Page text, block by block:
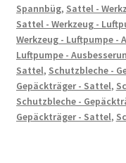
Spannbüg, Sattel -
Sattel - Werkzeug -
Werkzeug - Luftpumpe -
Luftpumpe -
Sattel, Schutzbleche -
Gepäckträger - Sattel,
Schutzbleche -
Gepäckträger - Sattel,